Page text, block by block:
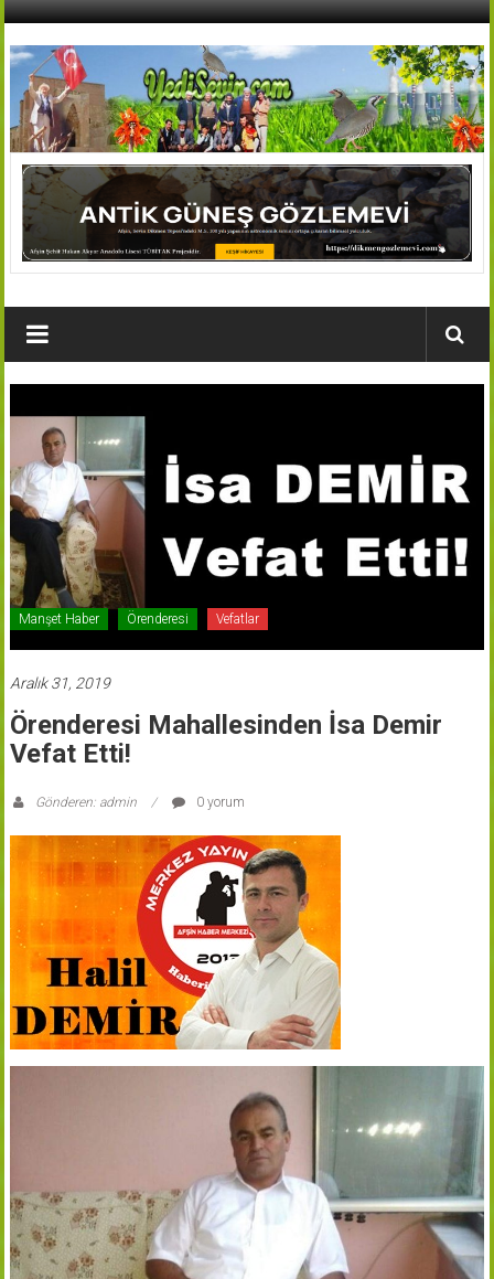
İçeriğe
AFŞİN
YEDİSEVİN
HABER
Köyleri
Portalı
Manşet Haber Örenderesi Vefatlar
Aralık 31, 2019
Örenderesi Mahallesinden İsa Demir
Vefat Etti!
Gönderen: admin 0 yorum